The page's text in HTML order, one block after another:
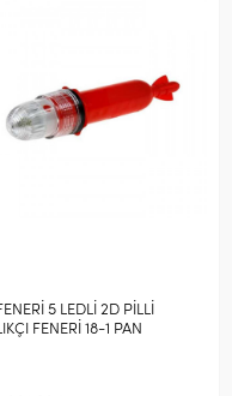
5 LEDLİ 2D PİLLİ
FENERİ 18-1 PAN